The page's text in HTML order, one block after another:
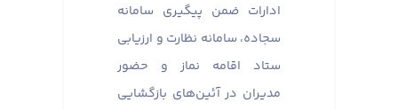
ادارات ضمن پیگیری سامانه
سجاده، سامانه نظارت و ارزیابی
ستاد اقامه نماز و حضور
مدیران در آئین‌های بازگشایی